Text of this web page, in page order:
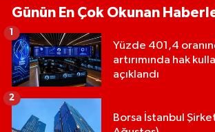
Günün En Çok Okunan
Yüzde 401,4
artırımında hak
açıklandı
1
Borsa İstanbul
2